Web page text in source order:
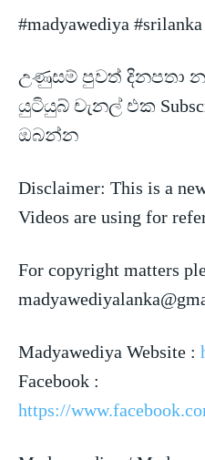
#madyawediya #srilanka
උණුසම් පුවත් දිනපතා
යුටියුබ් චැනල් එක
ඔබන්න
Disclaimer: This is a
Videos are using for
For copyright matters
Madyawediya Website :
Facebook :
https://